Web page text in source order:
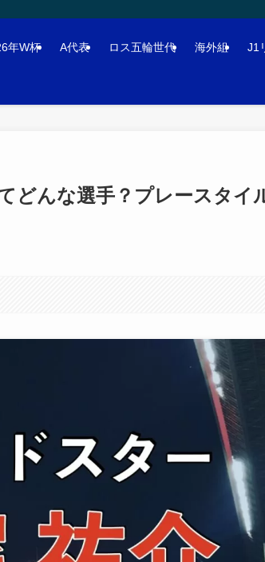
年W杯 A代表 ロス五輪世代 海外組 J1
どんな選手？プレースタイ